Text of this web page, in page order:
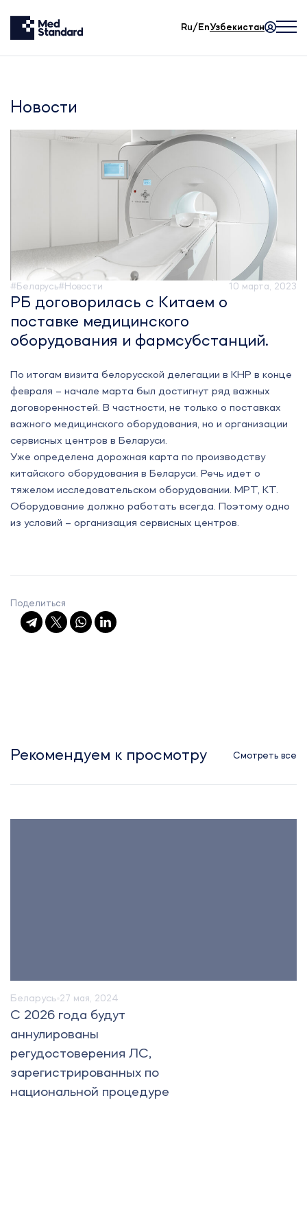
Ru/EnУзбекистан
Новости
#Беларусь#Новости 10 марта, 2023
РБ договорилась с Китаем о
поставке медицинского
оборудования и фармсубстанций.
По итогам визита белорусской делегации в КНР в конце
февраля – начале марта был достигнут ряд важных
договоренностей. В частности, не только о поставках
важного медицинского оборудования, но и организации
сервисных центров в Беларуси.
Уже определена дорожная карта по производству
китайского оборудования в Беларуси. Речь идет о
тяжелом исследовательском оборудовании. МРТ, КТ.
Оборудование должно работать всегда. Поэтому одно
из условий – организация сервисных центров.
Поделиться
Рекомендуем к просмотру Смотреть все
Беларусь 27 мая, 2024
C 2026 года будут
аннулированы
регудостоверения ЛС,
зарегистрированных по
национальной процедуре